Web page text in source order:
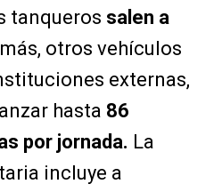
tanqueros salen a
otros vehículos
externas,
hasta 86
por jornada. La
incluye a